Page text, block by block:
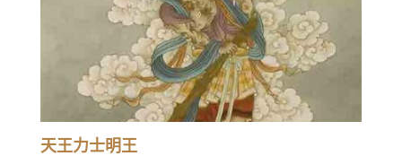
天王力士明王